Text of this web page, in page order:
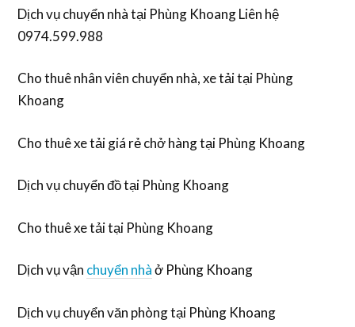
Dịch vụ chuyển nhà tại Phùng Khoang Liên hệ
0974.599.988
Cho thuê nhân viên chuyển nhà, xe tải tại Phùng
Khoang
Cho thuê xe tải giá rẻ chở hàng tại Phùng Khoang
Dịch vụ chuyển đồ tại Phùng Khoang
Cho thuê xe tải tại Phùng Khoang
Dịch vụ vận chuyển nhàở Phùng Khoang
Dịch vụ chuyển văn phòng tại Phùng Khoang